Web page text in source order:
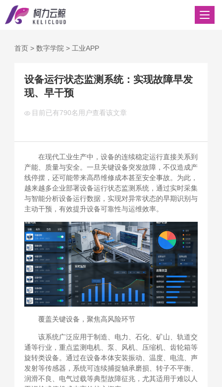
首页> 数字学院 > 工业APP
设备运行状态监测系统：实现故障早发
现、早干预
目前已有790名用户查看该文章
在现代工业生产中，设备的连续稳定运行直接关系到
产能、质量与安全。一旦关键设备突发故障，不仅造成产
线停摆，还可能带来高昂维修成本甚至安全事故。为此，
越来越多企业部署设备运行状态监测系统，通过实时采集
与智能分析设备运行数据，实现对异常状态的早期识别与
主动干预，有效提升设备可靠性与运维效率。
覆盖关键设备，聚焦高风险环节
该系统广泛应用于制造、电力、石化、矿山、轨道交
通等行业，重点监测电机、泵、风机、压缩机、齿轮箱等
旋转类设备。通过在设备本体安装振动、温度、电流、声
发射等传感器，系统可连续捕捉轴承磨损、转子不平衡、
润滑不良、电气过载等典型故障征兆，尤其适用于难以人